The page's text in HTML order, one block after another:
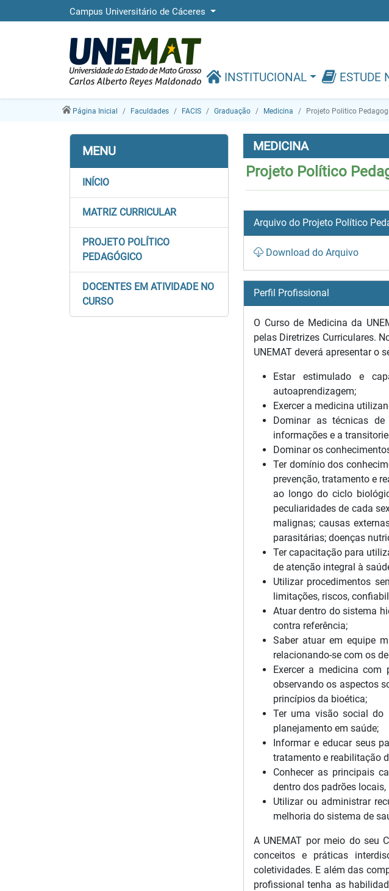
Campus Universitário de Cáceres
INSTITUCIONAL ESTUDE
Página Inicial Faculdades FACIS Graduação Medicina Projeto Politico
MENU
INÍCIO
MATRIZ CURRICULAR
PROJETO POLÍTICO
PEDAGÓGICO
DOCENTES EM ATIVIDADE NO
CURSO
MEDICINA
Projeto Político
Arquivo do Projeto Político
Download do Arquivo
Perfil Profissional
O Curso de Medicina da
pelas Diretrizes Curriculares.
UNEMAT deverá apresentar o
Estar estimulado e
autoaprendizagem;
Exercer a medicina
Dominar as técnicas
informações e a
Dominar os
Ter domínio dos
prevenção, tratamento e
ao longo do ciclo
peculiaridades de cada
malignas; causas
parasitárias; doenças
Ter capacitação para
de atenção integral à
Utilizar procedimentos
limitações, riscos,
Atuar dentro do sistema
contra referência;
Saber atuar em equipe
relacionando-se com os
Exercer a medicina
observando os aspectos
princípios da bioética;
Ter uma visão social do
planejamento em saúde;
Informar e educar seus
tratamento e reabilitação
Conhecer as principais
dentro dos padrões
Utilizar ou administrar
melhoria do sistema de
A UNEMAT por meio do seu
conceitos e práticas
coletividades. E além das
profissional tenha as